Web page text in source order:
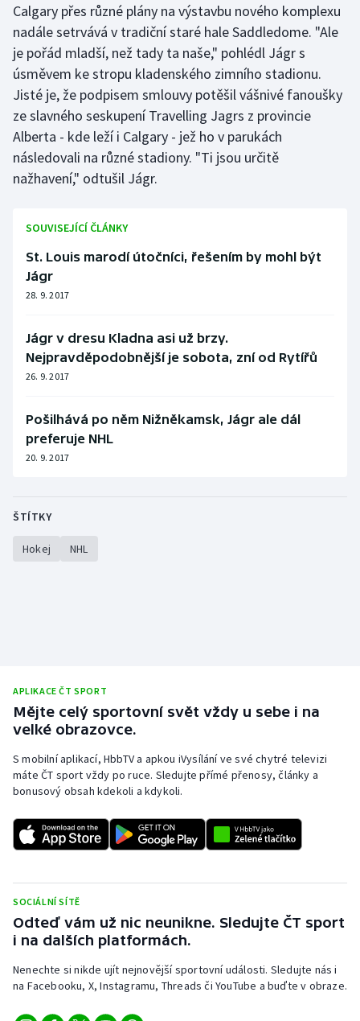
Calgary přes různé plány na výstavbu nového komplexu
nadále setrvává v tradiční staré hale Saddledome. "Ale
je pořád mladší, než tady ta naše," pohlédl Jágr s
úsměvem ke stropu kladenského zimního stadionu.
Jisté je, že podpisem smlouvy potěšil vášnivé fanoušky
ze slavného seskupení Travelling Jagrs z provincie
Alberta - kde leží i Calgary - jež ho v parukách
následovali na různé stadiony. "Ti jsou určitě
nažhavení," odtušil Jágr.
SOUVISEJÍCÍ ČLÁNKY
St. Louis marodí útočníci, řešením by mohl být
Jágr
28. 9. 2017
Jágr v dresu Kladna asi už brzy.
Nejpravděpodobnější je sobota, zní od Rytířů
26. 9. 2017
Pošilhává po něm Nižněkamsk, Jágr ale dál
preferuje NHL
20. 9. 2017
ŠTÍTKY
Hokej NHL
APLIKACE ČT SPORT
Mějte celý sportovní svět vždy u sebe i na
velké obrazovce.
S mobilní aplikací, HbbTV a apkou iVysílání ve své chytré televizi
máte ČT sport vždy po ruce. Sledujte přímé přenosy, články a
bonusový obsah kdekoli a kdykoli.
SOCIÁLNÍ SÍTĚ
Odteď vám už nic neunikne. Sledujte ČT sport
i na dalších platformách.
Nenechte si nikde ujít nejnovější sportovní události. Sledujte nás i
na Facebooku, X, Instagramu, Threads či YouTube a buďte v obraze.